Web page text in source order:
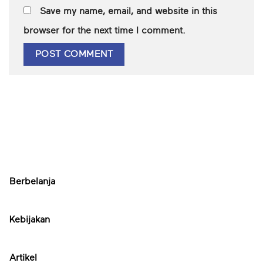
Save my name, email, and website in this
browser for the next time I comment.
Berbelanja
Kebijakan
Artikel